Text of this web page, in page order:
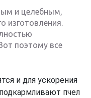
и целебным,
изготовления.
поэтому все
и для ускорения
пчел